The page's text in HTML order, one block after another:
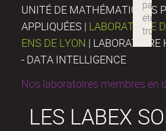
UNITÉ DE MATHÉMATIQUES
APPLIQUÉES | LABORATOIRE
ENS DE LYON | LABORATOIRE
- DATA INTELLIGENCE
Nos laboratoires membres en
LES LABEX